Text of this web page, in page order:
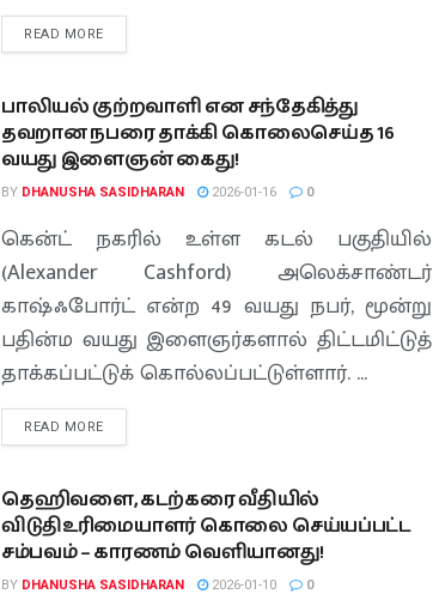
READ MORE
பாலியல் குற்றவாளி என சந்தேகித்து
தவறான நபரை தாக்கி கொலைசெய்த 16
வயது இளைஞன் கைது!
BY DHANUSHA SASIDHARAN 2026-01-16 0
கென்ட் நகரில் உள்ள கடல் பகுதியில்
(Alexander Cashford) அலெக்சாண்டர்
காஷ்ஃபோர்ட் என்ற 49 வயது நபர், மூன்று
பதின்ம வயது இளைஞர்களால் திட்டமிட்டுத்
தாக்கப்பட்டுக் கொல்லப்பட்டுள்ளார். ...
READ MORE
தெஹிவளை, கடற்கரை வீதியில்
விடுதிஉரிமையாளர் கொலை செய்யப்பட்ட
சம்பவம் – காரணம் வெளியானது!
BY DHANUSHA SASIDHARAN 2026-01-10 0